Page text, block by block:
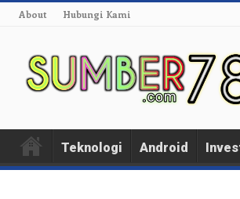
About Hubungi Kami
Teknologi Android